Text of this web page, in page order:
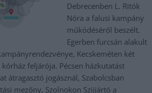
Debrecenben L. Ritók
Nóra a falusi kampány
működéséről beszélt.
Egerben furcsán alakult
Kecskeméten két
feljárója. Pécsen házkutatást
átragasztó jogásznál, Szabolcsban
mezőny, Szolnokon Szijjártó a